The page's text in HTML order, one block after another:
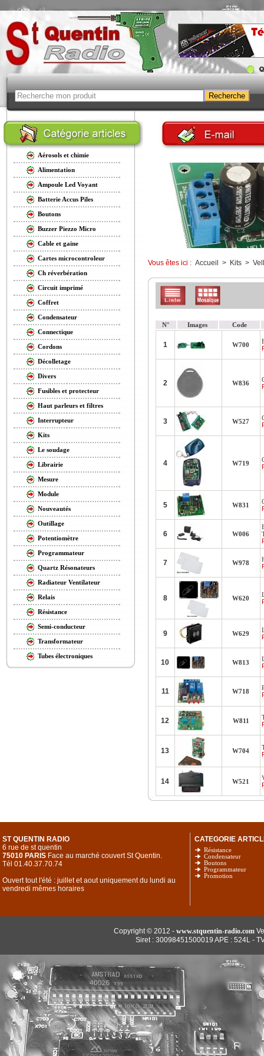
Aérosols et chimie
Alimentation
Ampoule Led Voyant
Batterie Accus Piles
Boutons
Buzzer Piezzo Micro
Cable et gaine
Cartes microcontroleur
Ch réverbération
Circuit imprimé
Coffret
Condensateur
Connectique
Cordons
Décolletage
Divers
Fusibles et protecteur
Haut parleurs et filtres
Interrupteur
Kits
Le soudage
Librairie
Mesure
Module
Nouveautés
Outillage
Potentiomètre
Programmateur
Quartz Résonateurs
Radiateur Ventilateur
Relais
Résistance
Semi-conducteur
Transformateur
Tubes électroniques
Vous êtes ici : Accueil > Kits>
N° Images Code
1 W700
2 W836
3 W527
4 W719
5 W831
6 W006
7 W978
8 W620
9 W629
10 W813
11 W718
12 W811
13 W704
14 W521
ST QUENTIN RADIO
6 rue de st quentin
75010 PARIS Face au marché couvert St Quentin.
Tél 01.40.37.70.74
Ouvert tout l'été : juillet et aout uniquement du lundi au
vendredi mêmes horaires
CATEGORIE
Résistance
Condensateur
Boutons
Programmateur
Promotion
Copyright © 2012 - www.stquentin-radio.com
Siret : 30098451500019 APE : 524L -